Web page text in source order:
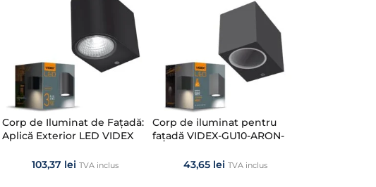
Corp de Iluminat de Fațadă:
Aplică Exterior LED VIDEX
103,37 lei TVA inclus
Corp de iluminat pentru
fațadă VIDEX-GU10-ARON-
43,65 lei TVA inclus